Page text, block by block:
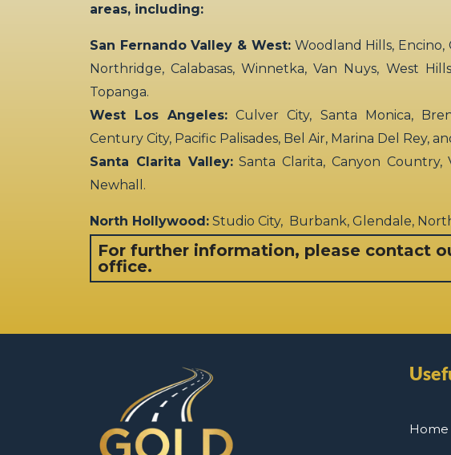
areas, including:
San Fernando Valley & West:Woodland Hills, Encino,
Northridge, Calabasas, Winnetka, Van Nuys, West
Topanga.
West Los Angeles: Culver City, Santa Monica,
Century City, Pacific Palisades, Bel Air, Marina Del Rey,
Santa Clarita Valley:Santa Clarita, Canyon Country,
Newhall.
North Hollywood: Studio City, Burbank, Glendale,
For further information, please contact
office.
Home